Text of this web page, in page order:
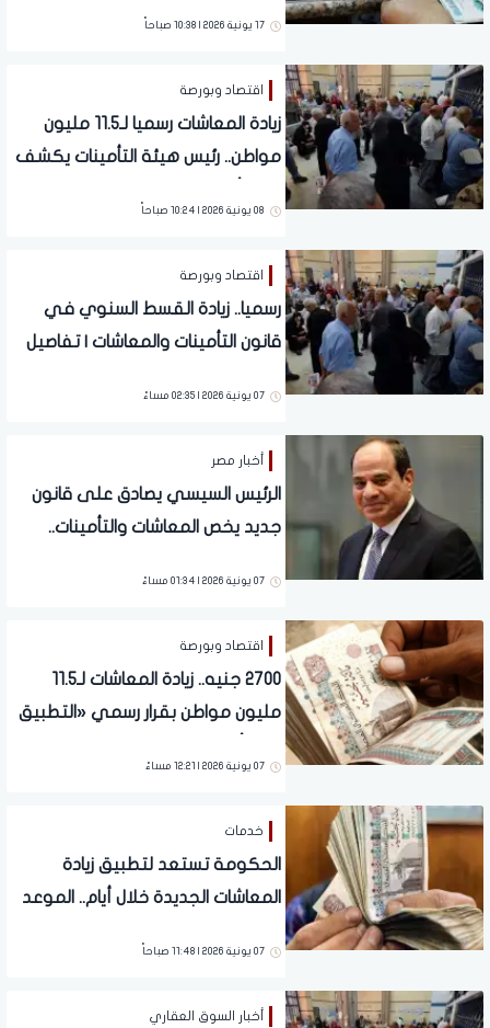
17 يونية 2026 | 10:38 صباحاً
اقتصاد وبورصة
زيادة المعاشات رسميا لـ11.5 مليون
مواطن.. رئيس هيئة التأمينات يكشف
08 يونية 2026 | 10:24 صباحاً
اقتصاد وبورصة
رسميا.. زيادة القسط السنوي في
قانون التأمينات والمعاشات | تفاصيل
07 يونية 2026 | 02:35 مساءً
أخبار مصر
الرئيس السيسي يصادق على قانون
جديد يخص المعاشات والتأمينات..
07 يونية 2026 | 01:34 مساءً
اقتصاد وبورصة
2700 جنيه.. زيادة المعاشات لـ11.5
مليون مواطن بقرار رسمي «التطبيق
07 يونية 2026 | 12:21 مساءً
خدمات
الحكومة تستعد لتطبيق زيادة
المعاشات الجديدة خلال أيام.. الموعد
07 يونية 2026 | 11:48 صباحاً
أخبار السوق العقاري